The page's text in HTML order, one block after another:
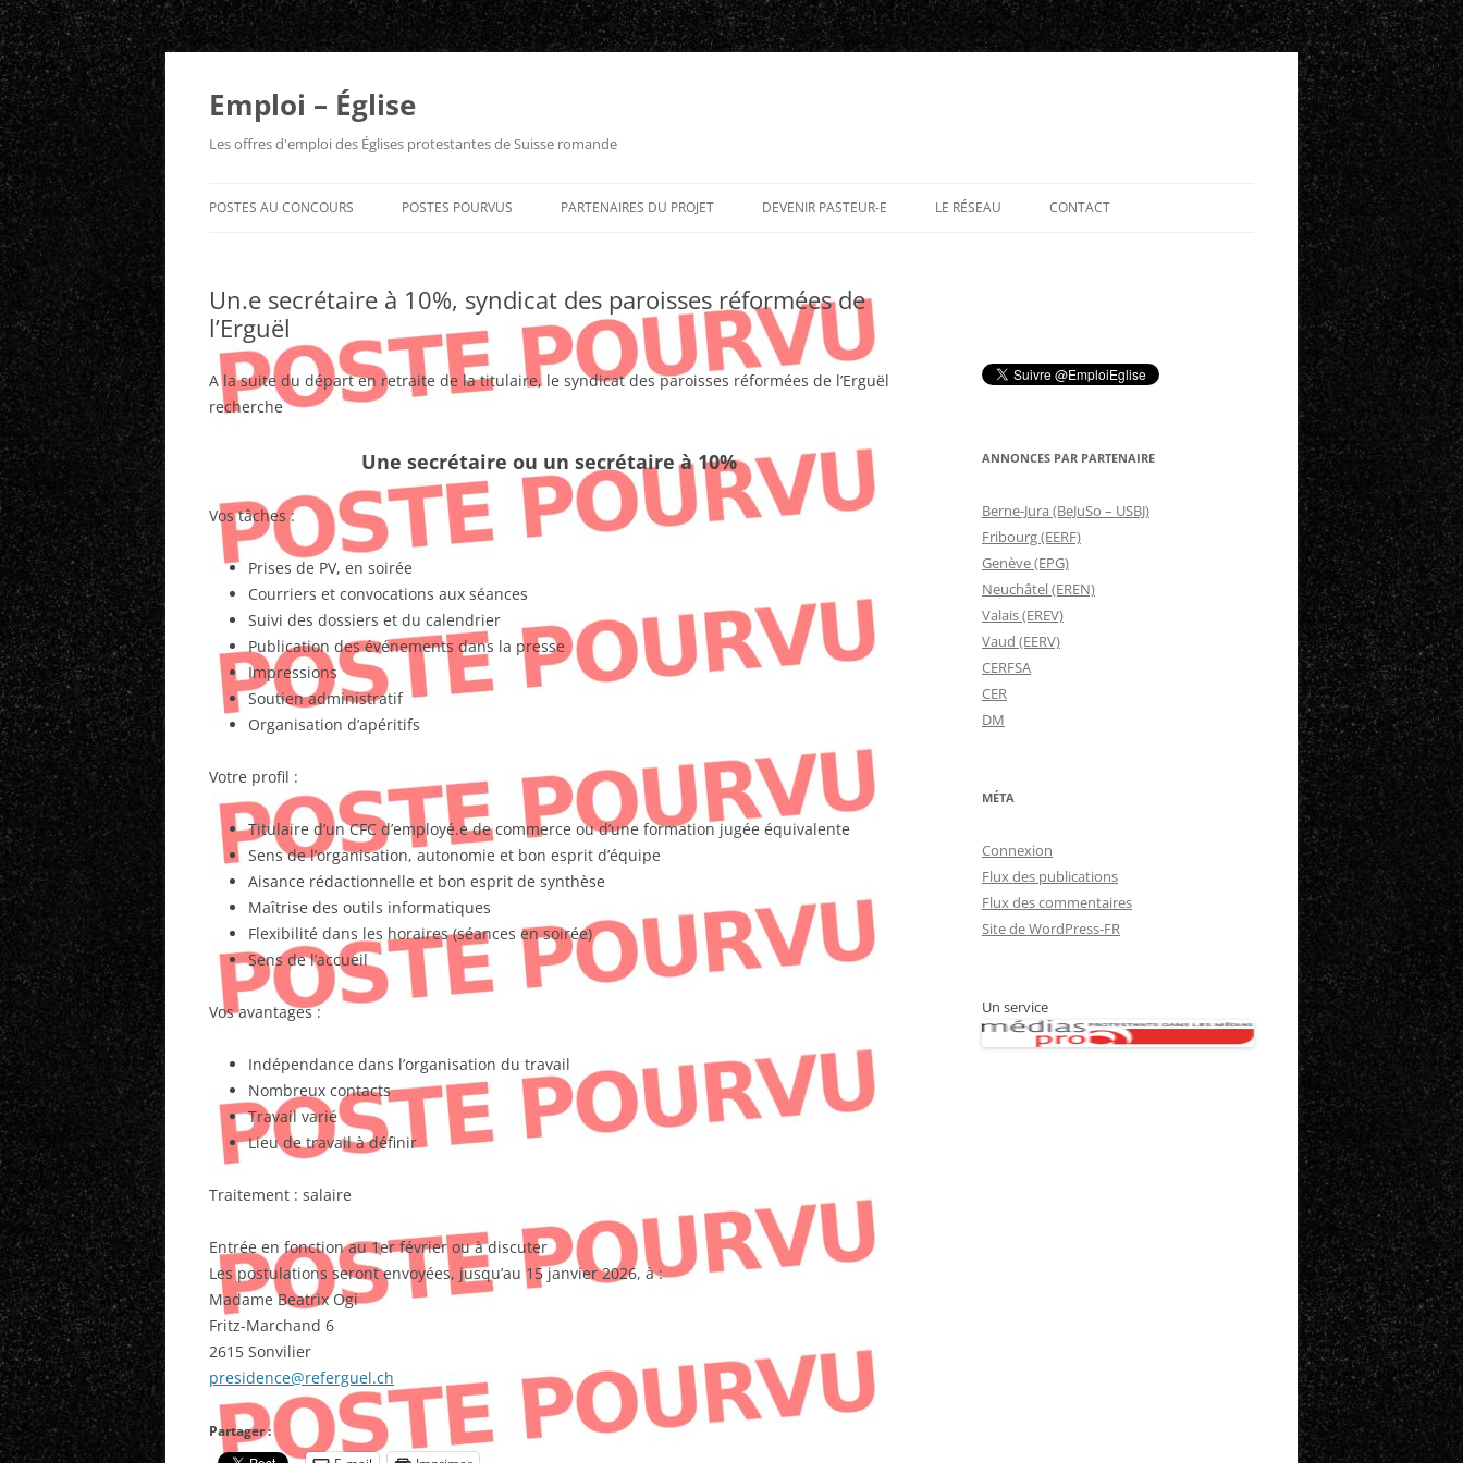
Aller
Emploi – Église
Les offres d'emploi des Églises protestantes de Suisse romande
POSTES AU CONCOURS POSTES POURVUS PARTENAIRES DU PROJET DEVENIR PASTEUR-E LE RÉSEAU CONTACT
Un.e secrétaire à 10%, syndicat des paroisses réformées de
l’Erguël
A la suite du départ en retraite de la titulaire, le syndicat des paroisses réformées de l’Erguël
recherche
Une secrétaire ou un secrétaire à 10%
Vos tâches :
Prises de PV, en soirée
Courriers et convocations aux séances
Suivi des dossiers et du calendrier
Publication des événements dans la presse
Impressions
Soutien administratif
Organisation d’apéritifs
Votre profil :
Titulaire d’un CFC d’employé.e de commerce ou d’une formation jugée équivalente
Sens de l’organisation, autonomie et bon esprit d’équipe
Aisance rédactionnelle et bon esprit de synthèse
Maîtrise des outils informatiques
Flexibilité dans les horaires (séances en soirée)
Sens de l’accueil
Vos avantages :
Indépendance dans l’organisation du travail
Nombreux contacts
Travail varié
Lieu de travail à définir
Traitement : salaire
Entrée en fonction au 1er février ou à discuter
Les postulations seront envoyées, jusqu’au 15 janvier 2026, à :
Madame Beatrix Ogi
Fritz-Marchand 6
2615 Sonvilier
presidence@referguel.ch
Partager :
ANNONCES PAR PARTENAIRE
Berne-Jura (BeJuSo – USBJ)
Fribourg (EERF)
Genève (EPG)
Neuchâtel (EREN)
Valais (EREV)
Vaud (EERV)
CERFSA
CER
DM
MÉTA
Connexion
Flux des publications
Flux des commentaires
Site de WordPress-FR
Un service